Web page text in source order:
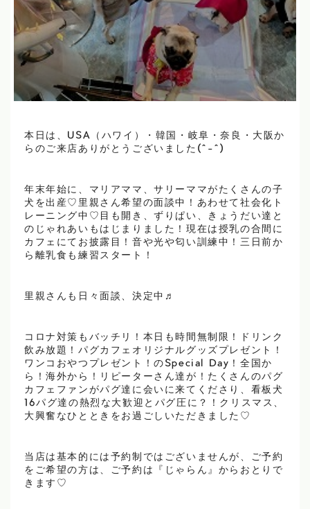
本日は、USA（ハワイ）・韓国・岐阜・奈良・大阪か
らのご来店ありがとうございました(^-^)
年末年始に、マリアママ、サリーママがたくさんの子
犬を出産♡里親さん希望の面談中！あわせて社会化ト
レーニング中♡目も開き、ずりぱい、きょうだい達と
のじゃれあいもはじまりました！現在は授乳の合間に
カフェにてお披露目！音や光や匂い訓練中！三日前か
ら離乳食も練習スタート！
里親さんも日々面談、決定中♬
コロナ対策もバッチリ！本日も時間無制限！ドリンク
飲み放題！パグカフェオリジナルグッズプレゼント！
ワンコおやつプレゼント！のSpecial Day！全国か
ら！海外から！リピーターさん達が！たくさんのパグ
カフェファンがパグ達に会いに来てくださり、看板犬
16パグ達の熱烈な大歓迎とパグ圧に？！クリスマス、
大興奮なひとときをお過ごしいただきました♡
当店は基本的には予約制ではございませんが、ご予約
をご希望の方は、ご予約は『じゃらん』からおとりで
きます♡